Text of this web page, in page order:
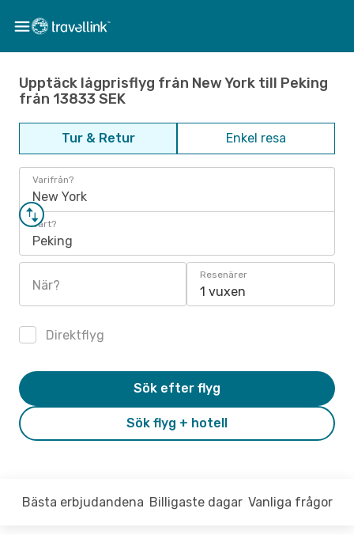
Upptäck lågprisflyg från New York till Peking
från 13833 SEK
Tur & Retur Enkel resa
Varifrån?
New York
Vart?
Peking
När?
Resenärer
1 vuxen
Direktflyg
Sök flyg + hotell
Sök efter flyg
Bästa erbjudandena Billigaste dagar Vanliga frågor